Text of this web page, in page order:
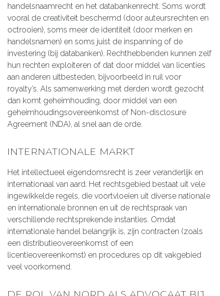
handelsnaamrecht en het databankenrecht. Soms wordt
vooral de creativiteit beschermd (door auteursrechten en
octrooien), soms meer de identiteit (door merken en
handelsnamen) en soms juist de inspanning of de
investering (bij databanken). Rechthebbenden kunnen zelf
hun rechten exploiteren of dat door middel van licenties
aan anderen uitbesteden, bijvoorbeeld in ruil voor
royalty’s. Als samenwerking met derden wordt gezocht
dan komt geheimhouding, door middel van een
geheimhoudingsovereenkomst of Non-disclosure
Agreement (NDA), al snel aan de orde.
INTERNATIONALE MARKT
Het intellectueel eigendomsrecht is zeer veranderlijk en
internationaal van aard. Het rechtsgebied bestaat uit vele
ingewikkelde regels, die voortvloeien uit diverse nationale
en internationale bronnen en uit de rechtspraak van
verschillende rechtsprekende instanties. Omdat
internationale handel belangrijk is, zijn contracten (zoals
een distributieovereenkomst of een
licentieovereenkomst) en procedures op dit vakgebied
veel voorkomend.